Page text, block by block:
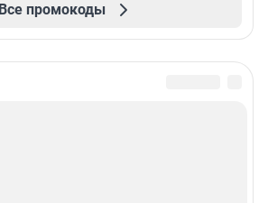
Все промокоды